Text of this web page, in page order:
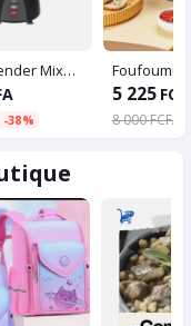
Binatone Blender Mixeur Moulin 350 W - 1.5 Litres
-38%
5 225
8 000 FCFA